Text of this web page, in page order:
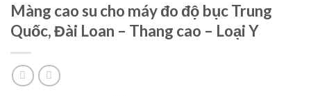
Màng cao su cho máy đo độ bục Trung
Quốc, Đài Loan – Thang cao – Loại Y